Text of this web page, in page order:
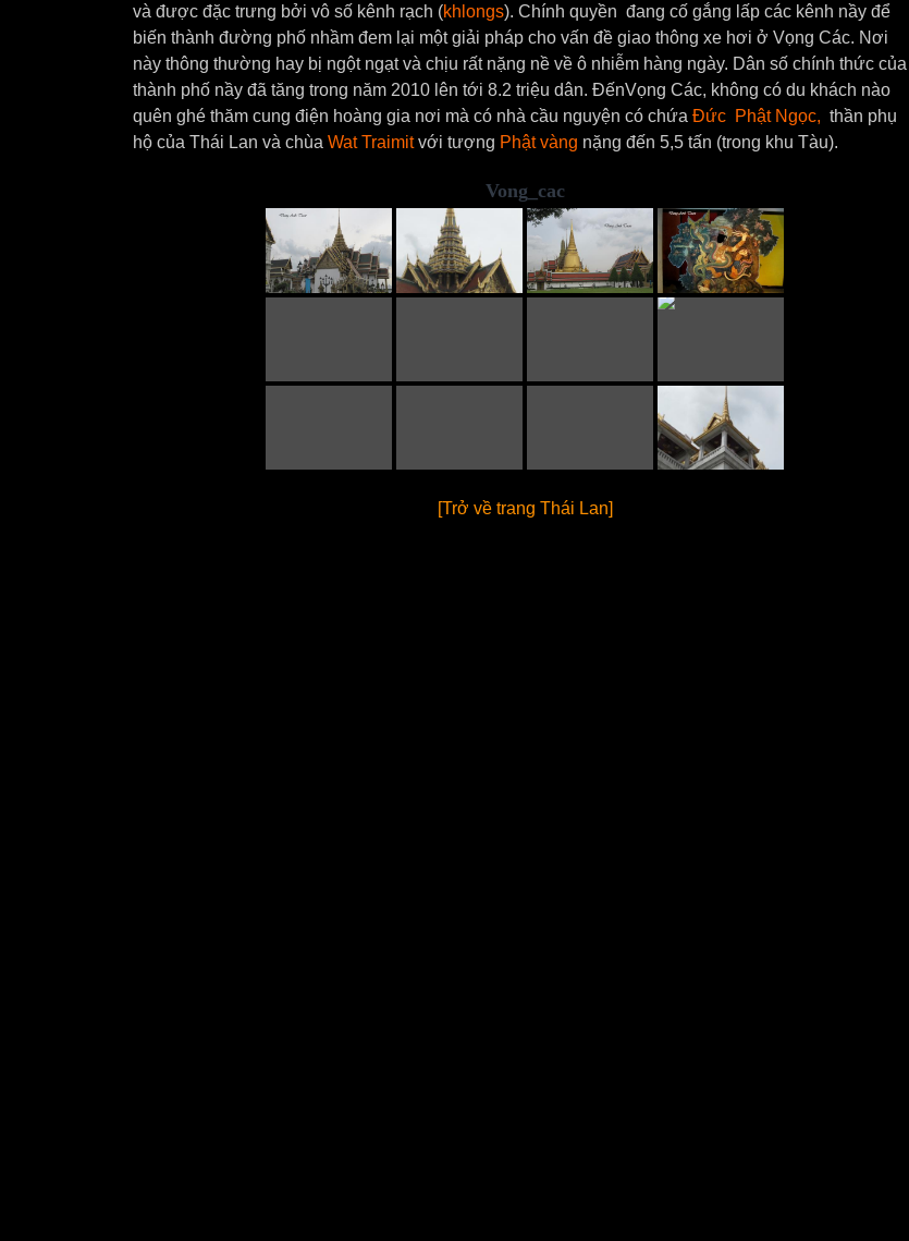
và được đặc trưng bởi vô số kênh rạch (khlongs). Chính quyền đang cố gắng lấp các kênh nầy để
biến thành đường phố nhầm đem lại một giải pháp cho vấn đề giao thông xe hơi ở Vọng Các. Nơi
này thông thường hay bị ngột ngạt và chịu rất nặng nề về ô nhiễm hàng ngày. Dân số chính thức của
thành phố nầy đã tăng trong năm 2010 lên tới 8.2 triệu dân. ĐếnVọng Các, không có du khách nào
quên ghé thăm cung điện hoàng gia nơi mà có nhà cầu nguyện có chứa Đức Phật Ngọc, thần phụ
hộ của Thái Lan và chùa Wat Traimitvới tượng Phật vàng nặng đến 5,5 tấn (trong khu Tàu).
Vong_cac
[Trở về trang Thái Lan]